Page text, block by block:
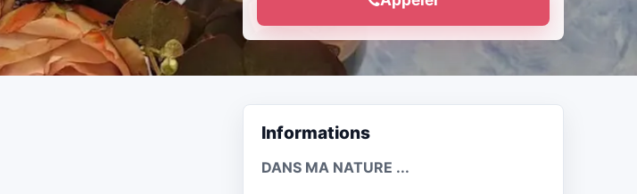
Informations
DANS MA NATURE ...